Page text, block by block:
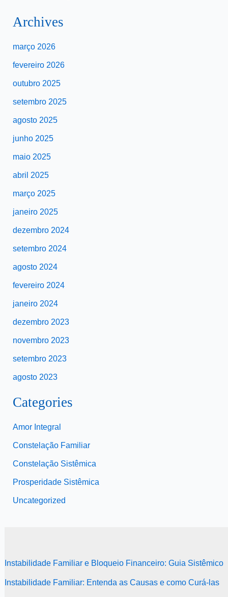
Archives
março 2026
fevereiro 2026
outubro 2025
setembro 2025
agosto 2025
junho 2025
maio 2025
abril 2025
março 2025
janeiro 2025
dezembro 2024
setembro 2024
agosto 2024
fevereiro 2024
janeiro 2024
dezembro 2023
novembro 2023
setembro 2023
agosto 2023
Categories
Amor Integral
Constelação Familiar
Constelação Sistêmica
Prosperidade Sistêmica
Uncategorized
Instabilidade Familiar e Bloqueio Financeiro: Guia Sistêmico
Instabilidade Familiar: Entenda as Causas e como Curá-las